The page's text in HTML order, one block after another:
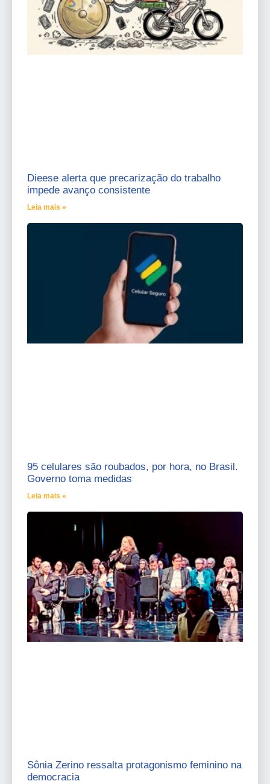
Dieese alerta que precarização do trabalho
impede avanço consistente
Leia mais »
95 celulares são roubados, por hora, no Brasil.
Governo toma medidas
Leia mais »
Sônia Zerino ressalta protagonismo feminino na
democracia